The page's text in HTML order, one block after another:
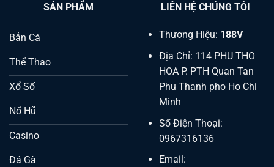
SẢN PHẨM
Bắn Cá
Thể Thao
Xổ Số
Nổ Hũ
Casino
Đá Gà
LIÊN HỆ CHÚNG TÔI
Thương Hiệu: 188V
Địa Chỉ: 114 PHU THO
HOA P. PTH Quan Tan
Phu Thanh pho Ho Chi
Minh
Số Điện Thoại:
0967316136
Email: